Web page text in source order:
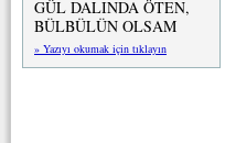
GÜL DALINDA ÖTEN,
BÜLBÜLÜN OLSAM
» Yazıyı okumak için tıklayın